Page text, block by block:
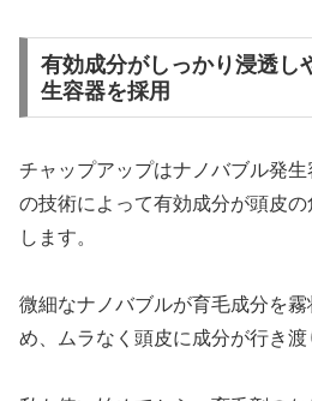
有効成分がしっかり浸透し
生容器を採用
チャップアップはナノバブル発
の技術によって有効成分が頭皮
します。
微細なナノバブルが育毛成分を
め、ムラなく頭皮に成分が行き渡